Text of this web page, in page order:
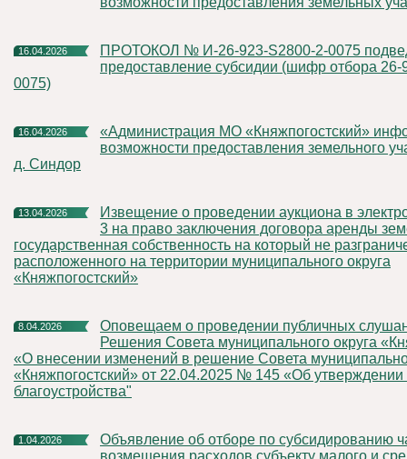
16.04.2026
ПРОТОКОЛ № И-26-923-S2800-2-0075 подведения итогов на
предоставление субсидии (шифр отбора 26-
0075)
16.04.2026
«Администрация МО «Княжпогостский» информирует о
возможности предоставления земельного
д. Синдор
13.04.2026
Извещение о проведении аукциона в электронной форме №
3 на право заключения договора аренды
государственная собственность на который не
расположенного на территории муниципального округа
«Княжпогостский»
8.04.2026
Оповещаем о проведении публичных слушаний по проекту:
Решения Совета муниципального округа
«О внесении изменений в решение Совета
«Княжпогостский» от 22.04.2025 № 145 «Об утверждении
благоустройства"
1.04.2026
Объявление об отборе по субсидированию частичного
возмещения расходов субъекту малого и